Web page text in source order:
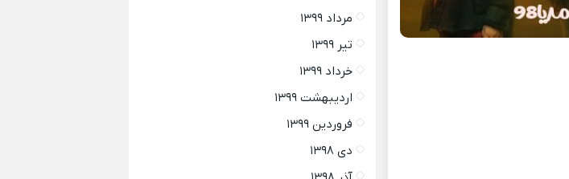
مرداد ۱۳۹۹
تیر ۱۳۹۹
خرداد ۱۳۹۹
اردیبهشت ۱۳۹۹
فروردین ۱۳۹۹
دی ۱۳۹۸